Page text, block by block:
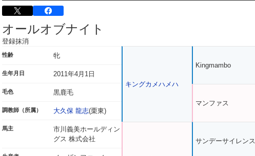
オールオブナイト
登録抹消
性齢 牝
生年月日 2011年4月1日
毛色 黒鹿毛
調教師（所属） 大久保 龍志(栗東)
馬主
市川義美ホールディン
グス 株式会社
キングカメハメハ
Kingmambo
マンファス
サンデーサイレンス